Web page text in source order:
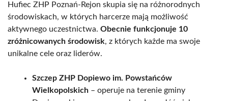
Hufiec ZHP Poznań-Rejon skupia się na różnorodnych
środowiskach, w których harcerze mają możliwość
aktywnego uczestnictwa. Obecnie funkcjonuje 10
zróżnicowanych środowisk, z których każde ma swoje
unikalne cele oraz liderów.
Szczep ZHP Dopiewo im. Powstańców
Wielkopolskich – operuje na terenie gminy